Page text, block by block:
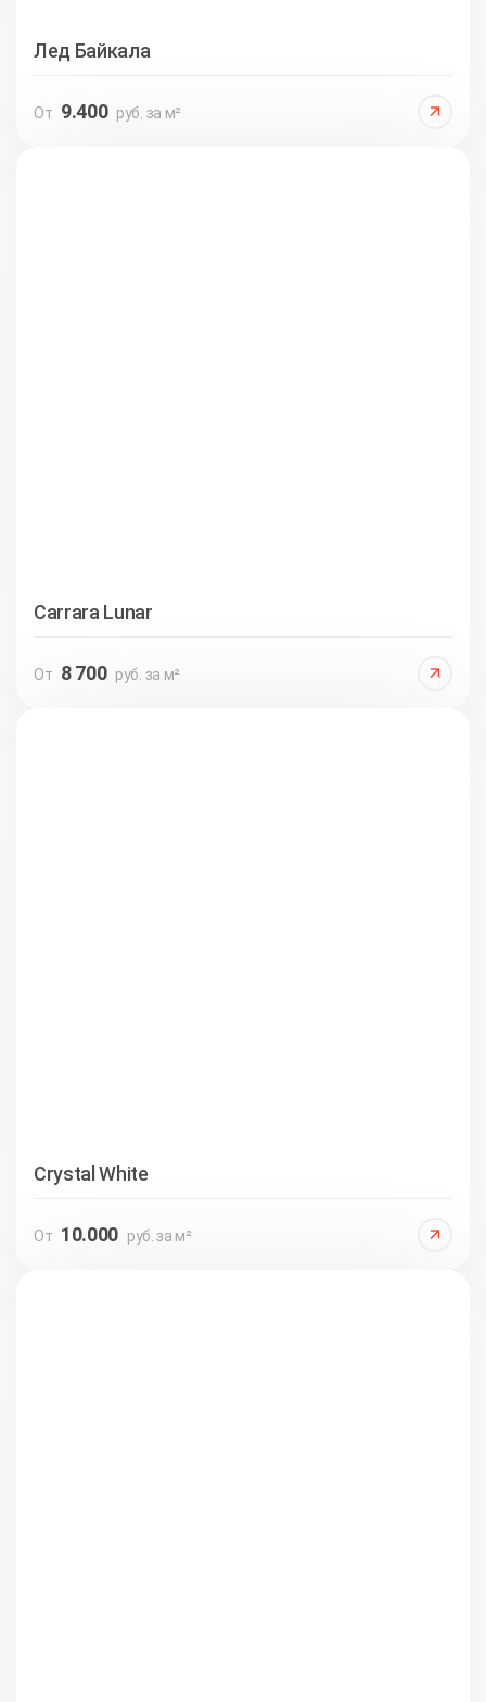
Лед Байкала
От 9.400 руб. за м²
Carrara Lunar
От 8 700 руб. за м²
Crystal White
От 10.000 руб. за м²